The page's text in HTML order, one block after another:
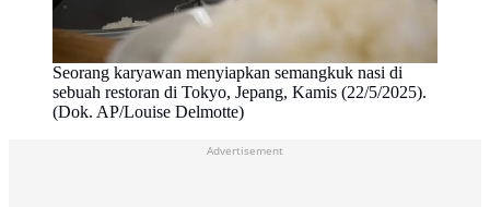
Seorang karyawan menyiapkan semangkuk nasi di
sebuah restoran di Tokyo, Jepang, Kamis (22/5/2025).
(Dok. AP/Louise Delmotte)
Advertisement